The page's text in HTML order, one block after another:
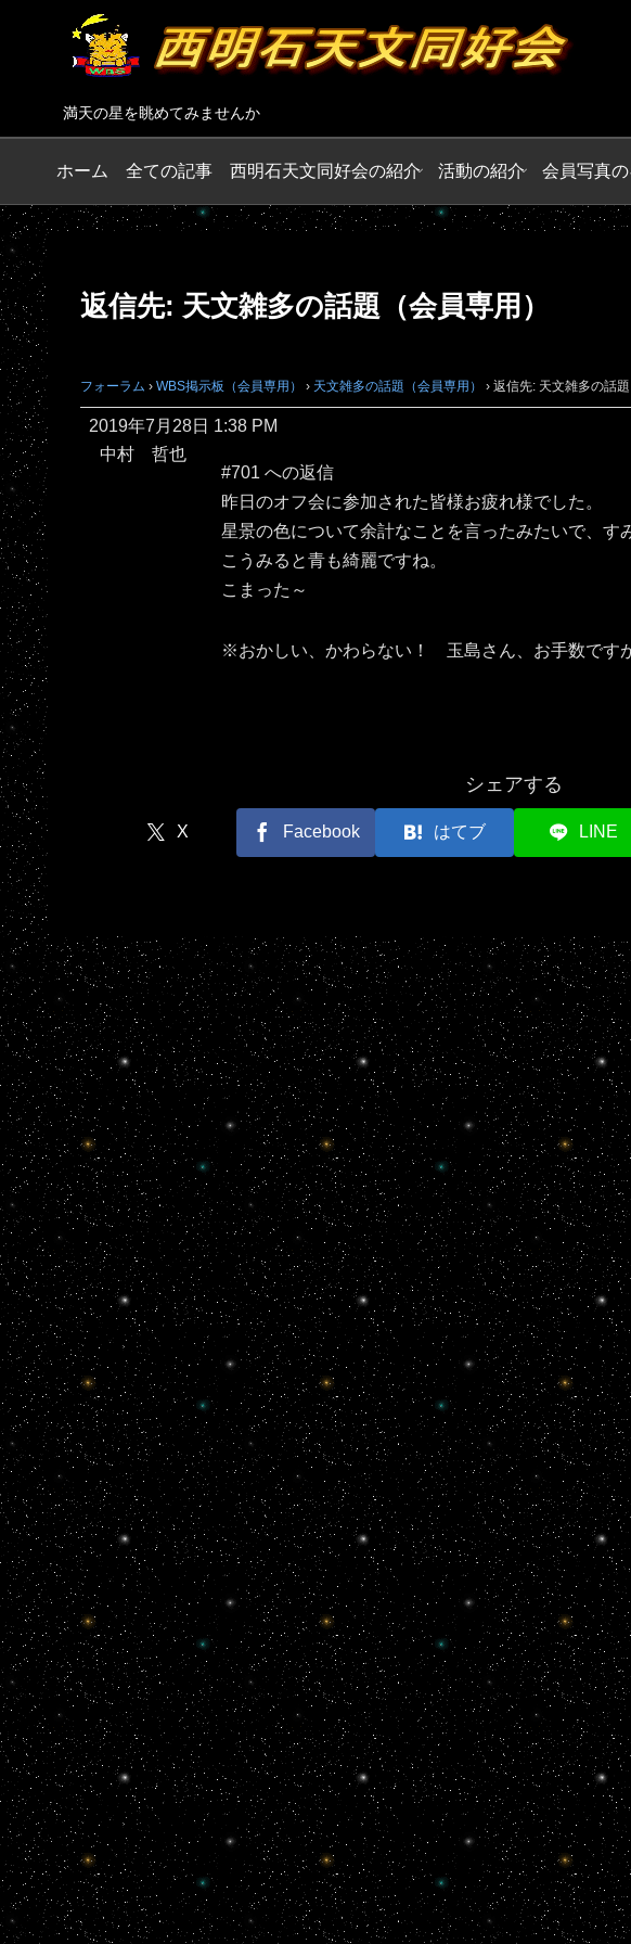
満天の星を眺めてみませんか
ホーム 全ての記事 西明石天文同好会の紹介 活動の紹介 会員写真
返信先: 天文雑多の話題（会員専用）
フォーラム › WBS掲示板（会員専用） › 天文雑多の話題（会員専用） › 返信先: 天文雑多の話題
2019年7月28日 1:38 PM
中村 哲也
#701 への返信
昨日のオフ会に参加された皆様お疲れ様でした。
星景の色について余計なことを言ったみたいで、す
こうみると青も綺麗ですね。
こまった～
※おかしい、かわらない！ 玉島さん、お手数です
シェアする
X Facebook はてブ LINE